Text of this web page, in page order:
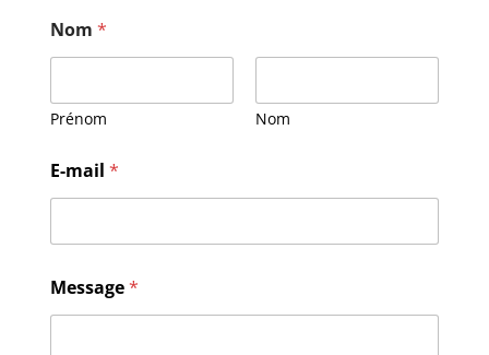
Nom *
Prénom Nom
o
m
*
E-mail *
Message*